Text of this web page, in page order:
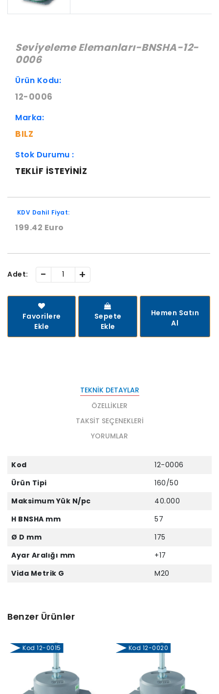
Seviyeleme Elemanları-BNSHA-12-
0006
Ürün Kodu:
12-0006
Marka:
BILZ
Stok Durumu :
TEKLIF ISTEYINIZ
KDV Dahil Fiyat:
199.42 Euro
Adet: - +
Favorilere
Ekle
Sepete
Ekle
Hemen Satın
Al
TEKNIK DETAYLAR
ÖZELLIKLER
TAKSIT SEÇENEKLERI
YORUMLAR
Kod
12-0006
Ürün Tipi
160/50
Maksimum Yük N/pc
40.000
H BNSHA mm
57
Ø D mm
175
Ayar Aralığı mm
+17
Vida Metrik G
M20
Benzer Ürünler
Kod 12-0015 Kod 12-0020